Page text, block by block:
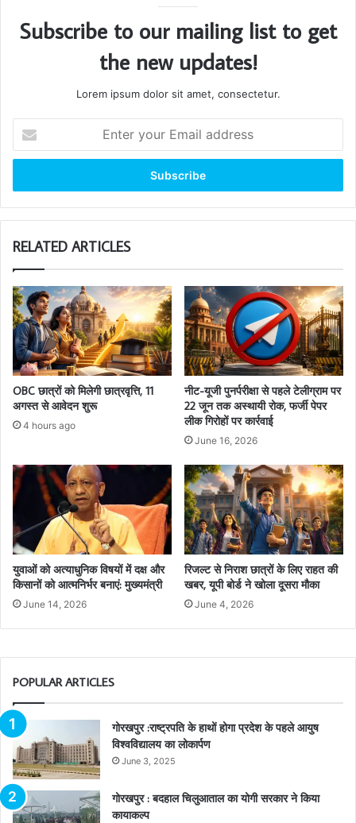
Subscribe to our mailing list to get
the new updates!
Lorem ipsum dolor sit amet, consectetur.
your
Email
RELATED ARTICLES
OBC छात्रों को मिलेगी छात्रवृत्ति, 11
अगस्त से आवेदन शुरू
4 hours ago
नीट-यूजी पुनर्परीक्षा से पहले टेलीग्राम पर
22 जून तक अस्थायी रोक, फर्जी पेपर
लीक गिरोहों पर कार्रवाई
June 16, 2026
युवाओं को अत्याधुनिक विषयों में दक्ष और
किसानों को आत्मनिर्भर बनाएं: मुख्यमंत्री
June 14, 2026
रिजल्ट से निराश छात्रों के लिए राहत की
खबर, यूपी बोर्ड ने खोला दूसरा मौका
June 4, 2026
POPULAR ARTICLES
गोरखपुर :राष्ट्रपति के हाथों होगा प्रदेश के पहले आयुष
विश्वविद्यालय का लोकार्पण
June 3, 2025
गोरखपुर : बदहाल चिलुआताल का योगी सरकार ने किया
कायाकल्प